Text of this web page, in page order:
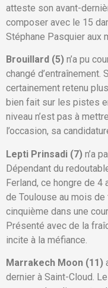
atteste son avant-
composer avec le 15
Stéphane Pasquier aux
Brouillard (5) n’a pu
changé d’entraînement.
certainement retenu
bien fait sur les pistes
niveau n’est pas à
l’occasion, sa
Lepti Prinsadi (7) n’a
Dépendant du
Ferland, ce hongre de 4
de Toulouse au mois
cinquième dans une
Présenté avec de la
incite à la méfiance.
Marrakech Moon (11)
dernier à Saint-Cloud.